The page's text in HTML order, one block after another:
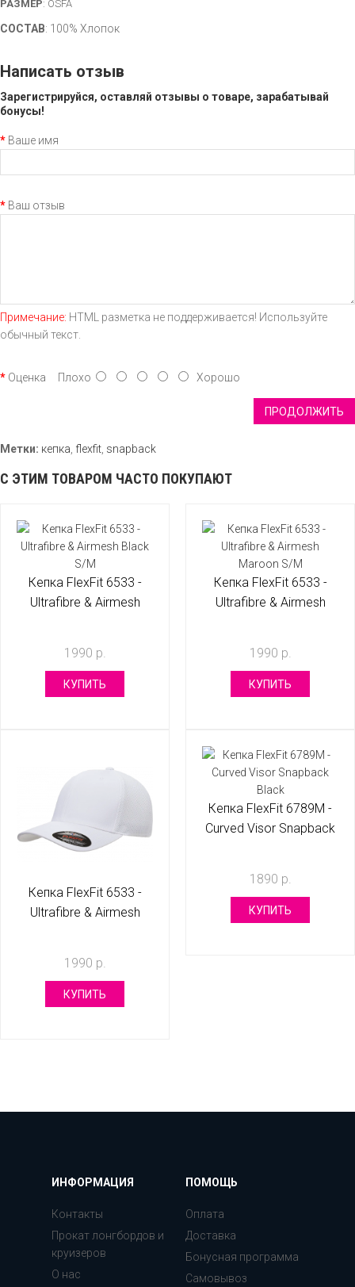
РАЗМЕР: OSFA
СОСТАВ: 100% Хлопок
Написать отзыв
Зарегистрируйся, оставляй отзывы о товаре, зарабатывай
бонусы!
Ваше имя
Ваш отзыв
Примечание: HTML разметка не поддерживается! Используйте
обычный текст.
Оценка Плохо Хорошо
ПРОДОЛЖИТЬ
Метки: кепка flexfit snapback
С ЭТИМ ТОВАРОМ ЧАСТО ПОКУПАЮТ
Кепка FlexFit 6533 -
Ultrafibre & Airmesh
1990 р.
КУПИТЬ
Кепка FlexFit 6533 -
Ultrafibre & Airmesh
1990 р.
КУПИТЬ
Кепка FlexFit 6533 -
Ultrafibre & Airmesh
1990 р.
КУПИТЬ
Кепка FlexFit 6789M -
Curved Visor Snapback
1890 р.
КУПИТЬ
ИНФОРМАЦИЯ
Контакты
Прокат лонгбордов и
круизеров
О нас
ПОМОЩЬ
Оплата
Доставка
Бонусная программа
Самовывоз